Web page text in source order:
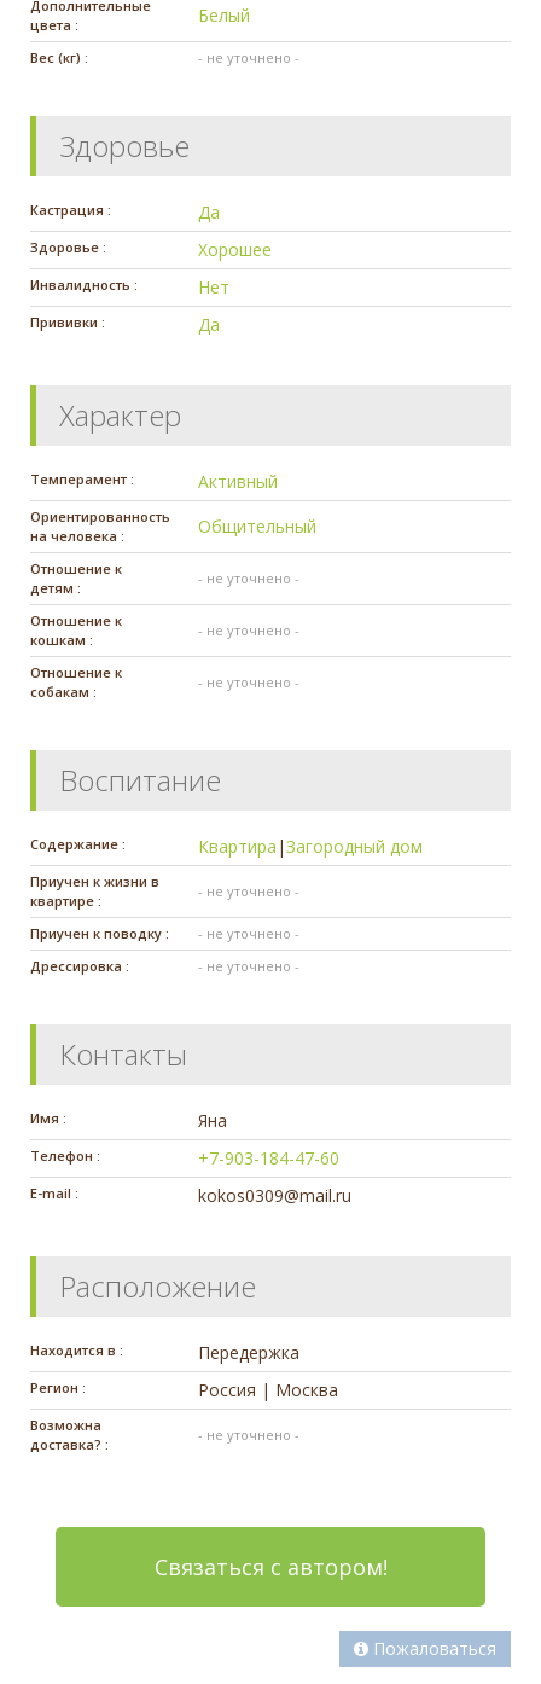
Дополнительные
цвета :
Белый
Вес (кг) : - не уточнено -
Здоровье
Кастрация : Да
Здоровье : Хорошее
Инвалидность : Нет
Прививки : Да
Характер
Темперамент : Активный
Ориентированность
на человека :
Общительный
Отношение к
детям :
- не уточнено -
Отношение к
кошкам :
- не уточнено -
Отношение к
собакам :
- не уточнено -
Воспитание
Содержание : Квартира |Загородный дом
Приучен к жизни в
квартире :
- не уточнено -
Приучен к поводку :
- не уточнено -
Дрессировка :
- не уточнено -
Контакты
Имя : Яна
Телефон : +7-903-184-47-60
E-mail : kokos0309@mail.ru
Расположение
Находится в : Передержка
Регион : Россия | Москва
Возможна
доставка? :
- не уточнено -
Связаться с автором!
Пожаловаться